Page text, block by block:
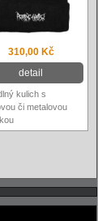
310,00 Kč
detail
kulich s
či metalovou